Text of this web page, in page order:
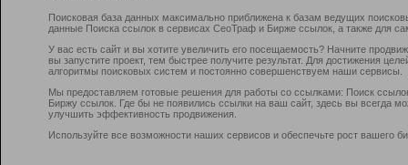
Поисковая база данных максимально приближена к базам ведущих
данные Поиска ссылок в сервисах СеоТраф и Бирже ссылок, а также для
У вас есть сайт и вы хотите увеличить его посещаемость? Начните
вы запустите проект, тем быстрее получите результат. Для достижения
алгоритмы поисковых систем и постоянно совершенствуем наши сервисы.
Мы предоставляем готовые решения для работы со ссылками: Поиск
Биржу ссылок. Где бы не появились ссылки на ваш сайт, здесь вы всегда
улучшить эффективность продвижения.
Используйте все возможности наших сервисов и обеспечьте рост вашего